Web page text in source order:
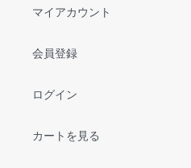
マイアカウント
会員登録
ログイン
カートを見る